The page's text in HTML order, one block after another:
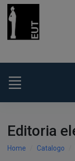
Editoria
Home Catalogo